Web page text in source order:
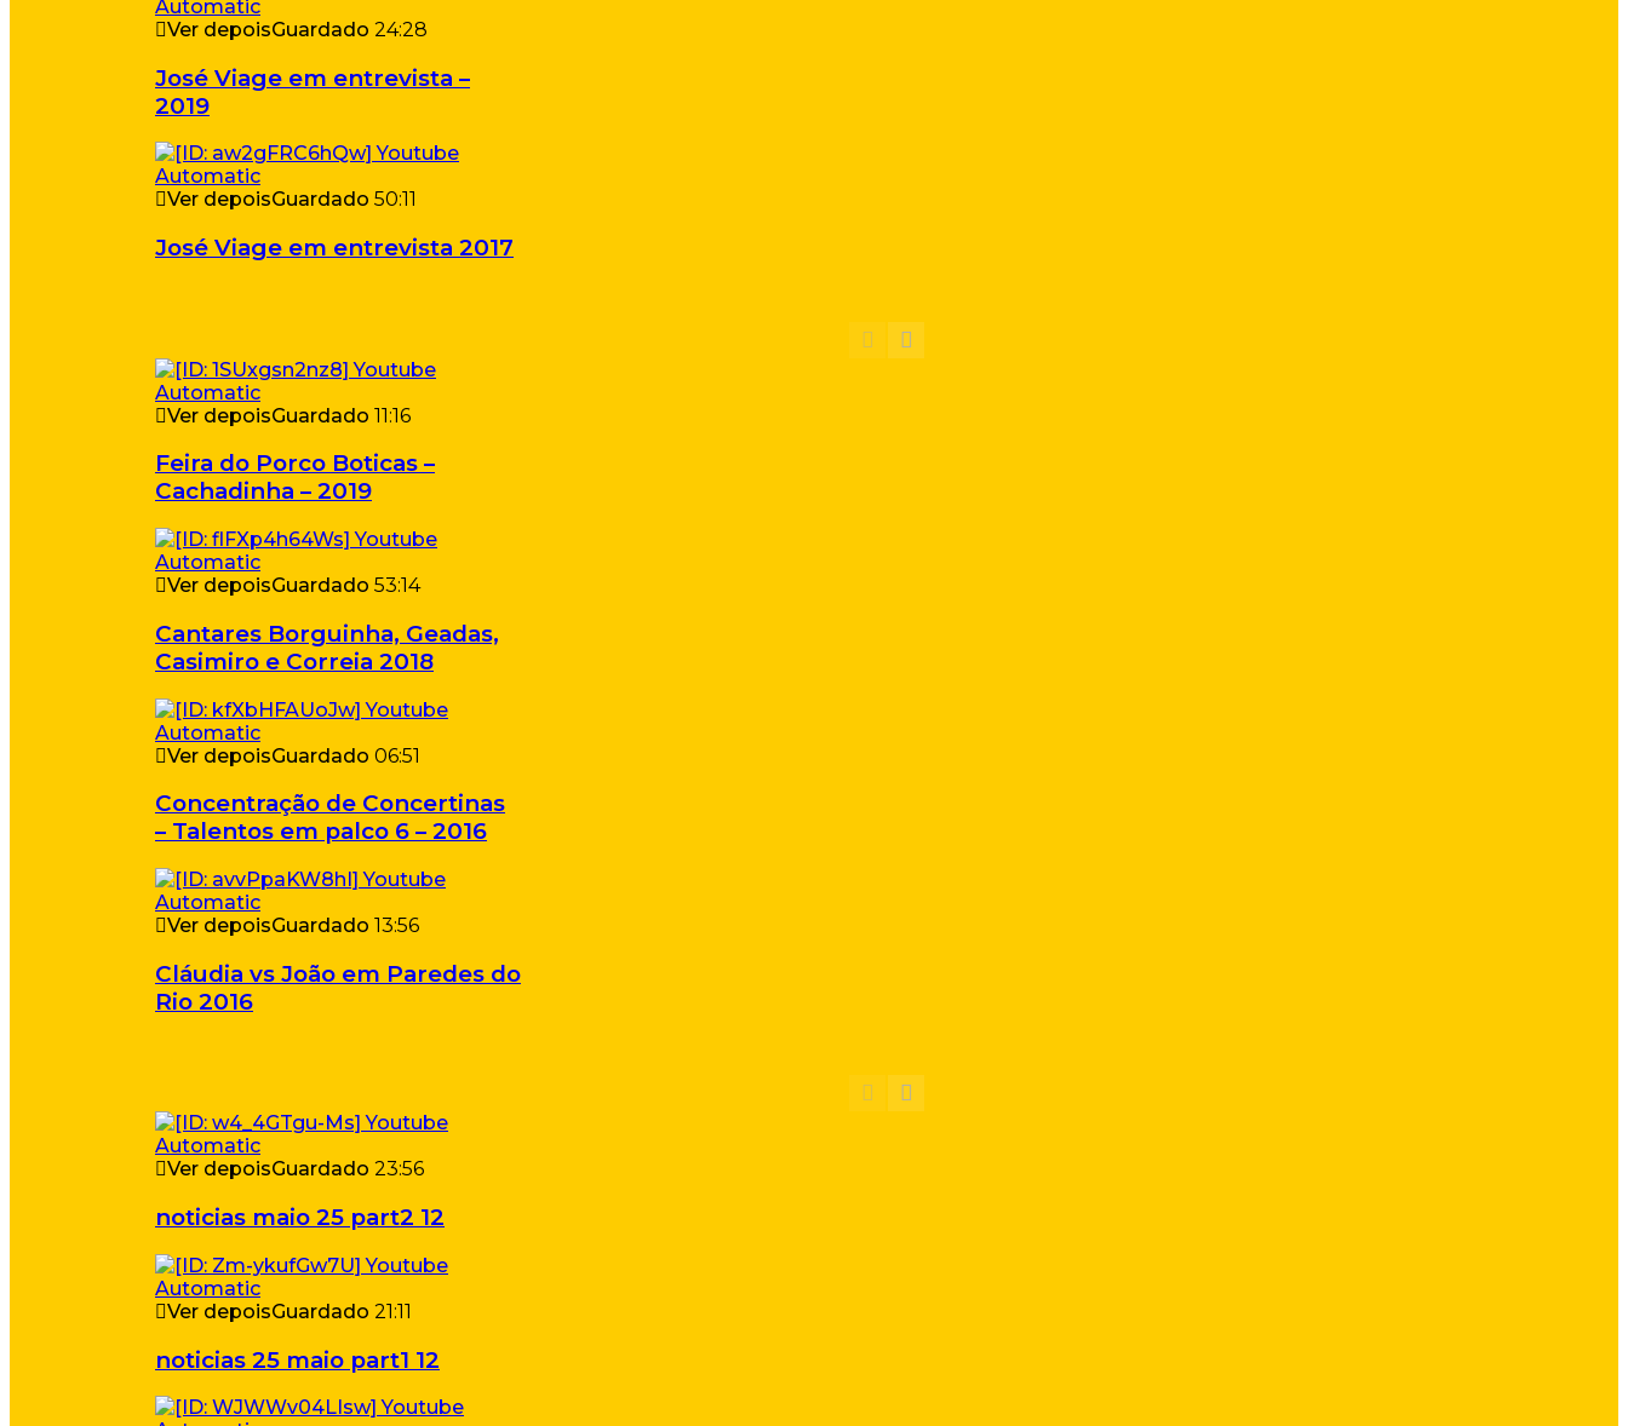
Ver depoisGuardado 24:28
José Viage em entrevista –
2019
Ver depoisGuardado 50:11
José Viage em entrevista 2017
Ver depoisGuardado 11:16
Feira do Porco Boticas –
Cachadinha – 2019
Ver depoisGuardado 53:14
Cantares Borguinha, Geadas,
Casimiro e Correia 2018
Ver depoisGuardado 06:51
Concentração de Concertinas
– Talentos em palco 6 – 2016
Ver depoisGuardado 13:56
Cláudia vs João em Paredes do
Rio 2016
Ver depoisGuardado 23:56
noticias maio 25 part2 12
Ver depoisGuardado 21:11
noticias 25 maio part1 12